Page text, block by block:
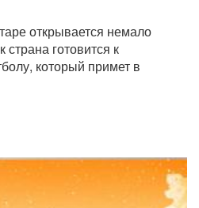
открывается немало
страна готовится к
который примет в